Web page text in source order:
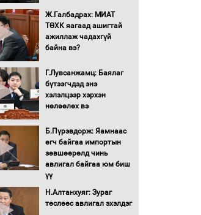
гадаад томилолтыг
хориглолоо
Сайд нар төсвөө хэрхэн
Засгийн газрын ээлжит
хуралдаан болж байна
Автомашинд улсын
дугаарын тэгш,
олгоно
Бага орлоготой
Ж.Галбадрах: МИАТ
ТӨХК яагаад ашигтай
ажиллаж чадахгүй
байна вэ?
Г.Лувсанжамц: Баялаг
бүтээгчдэд энэ
хэлэлцээр хэрхэн
нөлөөлөх вэ
Б.Пүрэвдорж: Яамнаас
өгч байгаа импортын
зөвшөөрөлд чинь
авлигал байгаа юм биш
үү
Н.Алтанхуяг: Зураг
төслөөс авлигал эхэлдэг